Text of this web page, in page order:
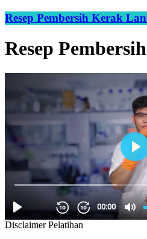
Resep Pembersih Kerak
Resep
Disclaimer Pelatihan